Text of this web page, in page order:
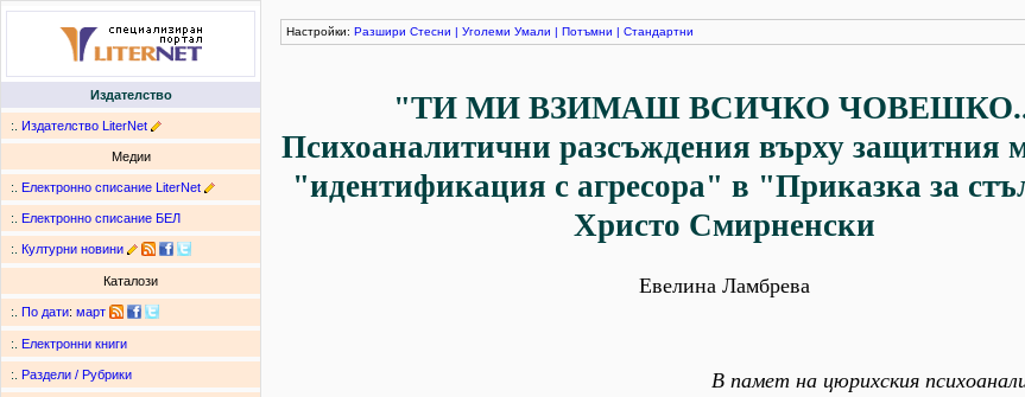
Издателство
:. Издателство LiterNet
Медии
:. Електронно списание LiterNet
:. Електронно списание БЕЛ
:. Културни новини
Каталози
:. По дати: март
:. Електронни книги
:. Раздели / Рубрики
Настройки: Разшири Стесни | Уголеми Умали | Потъмни | Стандартни
"ТИ МИ ВЗИМАШ ВСИЧКО
Психоаналитични разсъждения върху защитния
"идентификация с агресора" в "Приказка за
Христо Смирненски
Евелина Ламбрева
В памет на цюрихския